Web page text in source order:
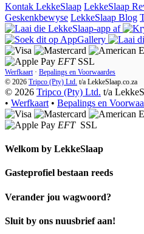
Kontak LekkeSlaap LekkeSlaap
Geskenkbewyse LekkeSlaap Blog
EFT SSL
Werfkaart · Bepalings en Voorwaardes
© 2026 Tripco (Pty) Ltd. t/a LekkeSlaap.co.za
© 2026 Tripco (Pty) Ltd. t/a
• Werfkaart • Bepalings en
EFT SSL
Welkom by LekkeSlaap
Gasteprofiel bestaan ​​reeds
Verander jou wagwoord?
Sluit by ons nuusbrief aan!